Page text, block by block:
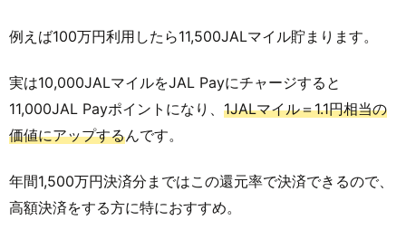
例えば100万円利用したら11,500JALマイル貯まります。
実は10,000JALマイルをJAL Payにチャージすると
11,000JAL Payポイントになり、 1JALマイル＝1.1円相当の
価値にアップするんです。
年間1,500万円決済分まではこの還元率で決済できるので、
高額決済をする方に特におすすめ。